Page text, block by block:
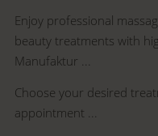
Enjoy professional
beauty treatments with
Manufaktur ...
Choose your desired
appointment ...